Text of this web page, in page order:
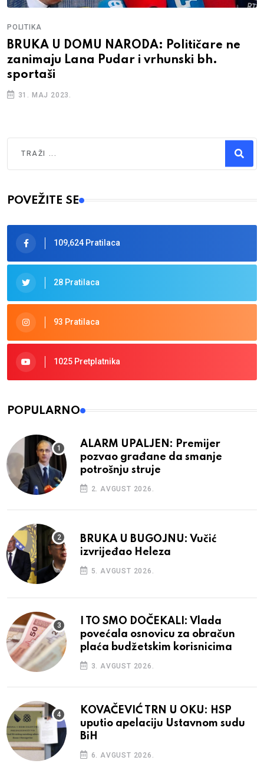
POLITIKA
BRUKA U DOMU NARODA: Političare ne
zanimaju Lana Pudar i vrhunski bh.
sportaši
31. MAJ 2023.
Type 2 or more characters for results.
POVEŽITE SE
109,624 Pratilaca
28 Pratilaca
93 Pratilaca
1025 Pretplatnika
POPULARNO
ALARM UPALJEN: Premijer
pozvao građane da smanje
potrošnju struje
2. AVGUST 2026.
BRUKA U BUGOJNU: Vučić
izvrijeđao Heleza
5. AVGUST 2026.
I TO SMO DOČEKALI: Vlada
povećala osnovicu za obračun
plaća budžetskim korisnicima
3. AVGUST 2026.
KOVAČEVIĆ TRN U OKU: HSP
uputio apelaciju Ustavnom sudu
BiH
6. AVGUST 2026.